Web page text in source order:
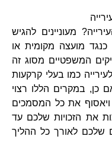
מעוניינים להגיש
מועצה מקומית או
המשפטיים מסוג זה
כמו בעלי קרקעות
כן, במקרים הללו רצוי
ויאסוף את כל המסמכים
את הזכויות שלכם עד
שלכם לאורך כל ההליך